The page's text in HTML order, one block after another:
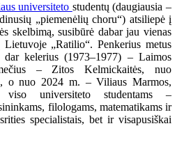
universiteto studentų (daugiausia –
„piemenėlių choru“) atsiliepė į
skelbimą, susibūrė dabar jau vienas
„Ratilio“. Penkerius metus
dar kelerius (1973–1977) – Laimos
– Zitos Kelmickaitės, nuo
o nuo 2024 m. – Viliaus Marmos,
universiteto studentams –
filologams, matematikams ir
specialistais, bet ir visapusiškai